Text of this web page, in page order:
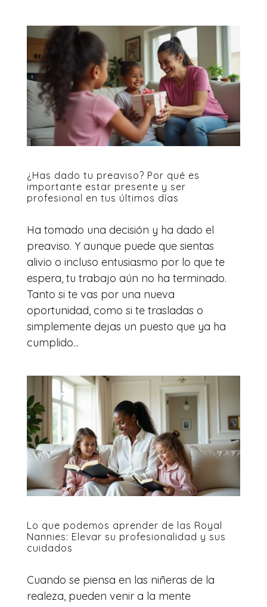
¿Has dado tu preaviso? Por qué es
importante estar presente y ser
profesional en tus últimos días
Ha tomado una decisión y ha dado el
preaviso. Y aunque puede que sientas
alivio o incluso entusiasmo por lo que te
espera, tu trabajo aún no ha terminado.
Tanto si te vas por una nueva
oportunidad, como si te trasladas o
simplemente dejas un puesto que ya ha
cumplido...
Lo que podemos aprender de las Royal
Nannies: Elevar su profesionalidad y sus
cuidados
Cuando se piensa en las niñeras de la
realeza, pueden venir a la mente